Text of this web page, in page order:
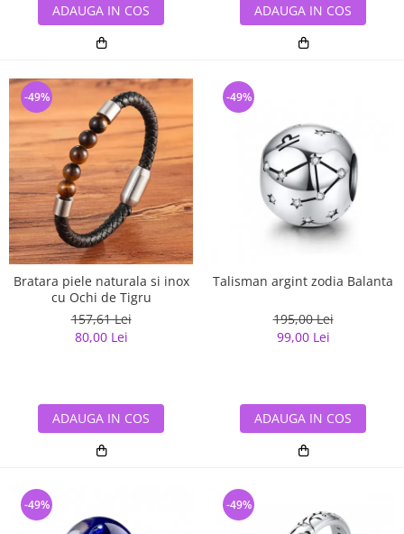
ADAUGA IN COS ADAUGA IN COS
Bratara piele naturala si inox
cu Ochi de Tigru
157,61 Lei
80,00 Lei
-49%
ADAUGA IN COS
Talisman argint zodia Balanta
195,00 Lei
99,00 Lei
-49%
ADAUGA IN COS
-49% -49%